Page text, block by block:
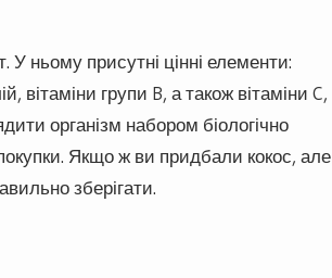
ньому присутні цінні елементи:
вітаміни групи B, а також вітаміни C,
організм набором біологічно
Якщо ж ви придбали кокос, але
зберігати.